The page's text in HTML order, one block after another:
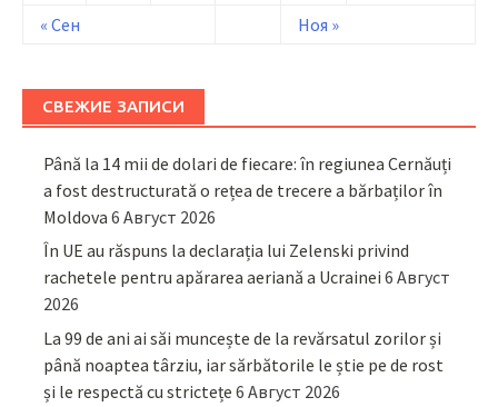
« Сен Ноя »
СВЕЖИЕ ЗАПИСИ
Până la 14 mii de dolari de fiecare: în regiunea Cernăuți
a fost destructurată o rețea de trecere a bărbaților în
Moldova 6 Август 2026
În UE au răspuns la declarația lui Zelenski privind
rachetele pentru apărarea aeriană a Ucrainei 6 Август
2026
La 99 de ani ai săi muncește de la revărsatul zorilor și
până noaptea târziu, iar sărbătorile le știe pe de rost
și le respectă cu strictețe 6 Август 2026